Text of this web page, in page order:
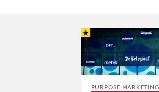
PURPOSE MARKETING